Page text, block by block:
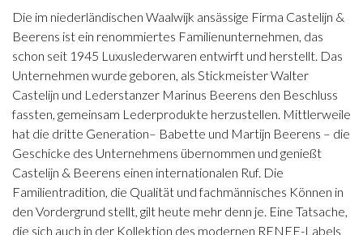
Die im niederländischen Waalwijk ansässige Firma Castelijn &
Beerens ist ein renommiertes Familienunternehmen, das
schon seit 1945 Luxuslederwaren entwirft und herstellt. Das
Unternehmen wurde geboren, als Stickmeister Walter
Castelijn und Lederstanzer Marinus Beerens den Beschluss
fassten, gemeinsam Lederprodukte herzustellen. Mittlerweile
hat die dritte Generation– Babette und Martijn Beerens – die
Geschicke des Unternehmens übernommen und genießt
Castelijn & Beerens einen internationalen Ruf. Die
Familientradition, die Qualität und fachmännisches Können in
den Vordergrund stellt, gilt heute mehr denn je. Eine Tatsache,
die sich auch in der Kollektion des modernen RENEE-Labels